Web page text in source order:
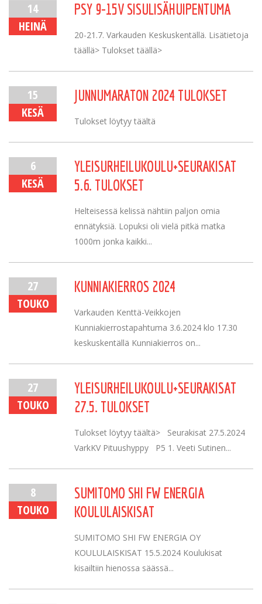
14
HEINÄ
PSY 9-15V SISULISÄHUIPENTUMA
20-21.7. Varkauden Keskuskentällä. Lisätietoja
täällä> Tulokset täällä>
15
KESÄ
JUNNUMARATON 2024 TULOKSET
Tulokset löytyy täältä
6
KESÄ
YLEISURHEILUKOULU+SEURAKISAT
5.6. TULOKSET
Helteisessä kelissä nähtiin paljon omia
ennätyksiä. Lopuksi oli vielä pitkä matka
1000m jonka kaikki...
27
TOUKO
KUNNIAKIERROS 2024
Varkauden Kenttä-Veikkojen
Kunniakierrostapahtuma 3.6.2024 klo 17.30
keskuskentällä Kunniakierros on...
27
TOUKO
YLEISURHEILUKOULU+SEURAKISAT
27.5. TULOKSET
Tulokset löytyy täältä> Seurakisat 27.5.2024
VarkKV Pituushyppy P5 1. Veeti Sutinen...
8
TOUKO
SUMITOMO SHI FW ENERGIA
KOULULAISKISAT
SUMITOMO SHI FW ENERGIA OY
KOULULAISKISAT 15.5.2024 Koulukisat
kisailtiin hienossa säässä...